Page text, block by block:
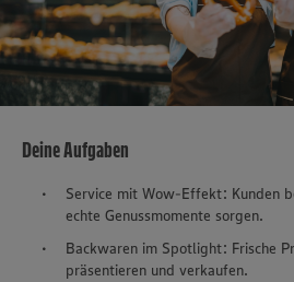
Deine Aufgaben
Service mit Wow-Effekt: Kunden
echte Genussmomente sorgen.
Backwaren im Spotlight: Frische
präsentieren und verkaufen.